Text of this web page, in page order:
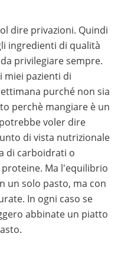
dire privazioni. Quindi
ingredienti di qualità
privilegiare sempre.
miei pazienti di
purché non sia
perchè mangiare è un
voler dire
di vista nutrizionale
di carboidrati o
Ma l'equilibrio
un solo pasto, ma con
In ogni caso se
abbinate un piatto